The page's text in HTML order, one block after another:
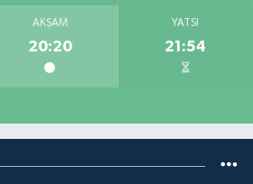
AKŞAM
20:20
YATSI
21:54